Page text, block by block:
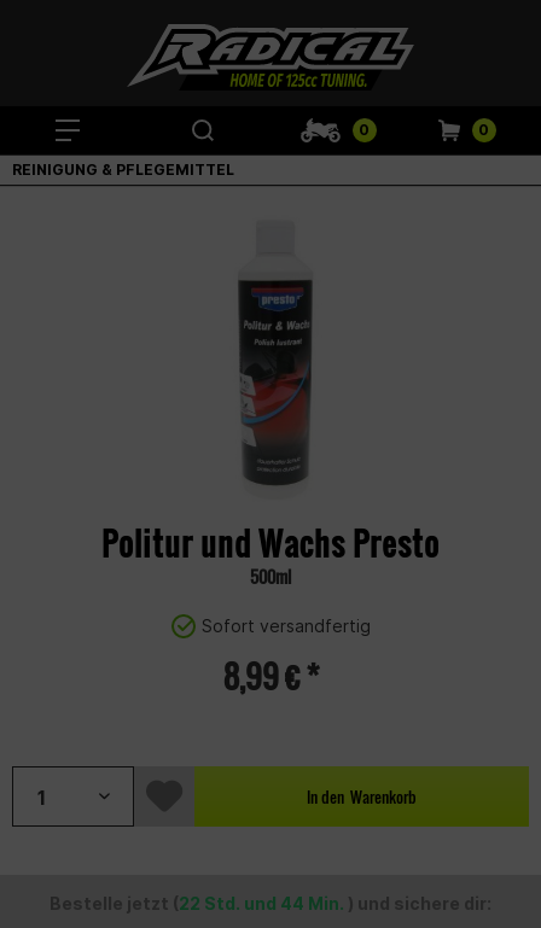
0 0
REINIGUNG & PFLEGEMITTEL
Politur und Wachs Presto
500ml
Sofort versandfertig
8,99 € *
In den Warenkorb
Bestelle jetzt ( 22 Std. und 44 Min. ) und sichere dir: